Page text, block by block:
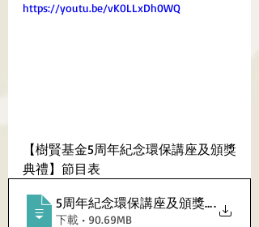
https://youtu.be/vK0LLxDh0WQ
【樹賢基金5周年紀念環保講座及頒獎
典禮】節目表
5周年紀念環保講座及頒獎典禮節目
.
下載 • 90.69MB